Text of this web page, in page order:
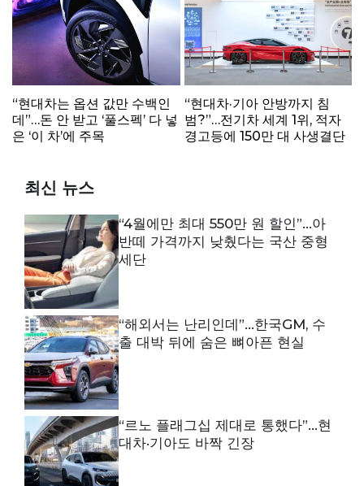
“현대차는 옵션 값만 수백인
데”…돈 안 받고 ‘풀스펙’ 다 넣
은 ‘이 차’에 주목
“현대차·기아 안방까지 침
범?”…전기차 세계 1위, 적자
경고등에 150만 대 사생결단
최신 뉴스
“4월에만 최대 550만 원 할인”…아
반떼 가격까지 낮췄다는 국산 중형
세단
“해외서는 난리인데”…한국GM, 수
출 대박 뒤에 숨은 뼈아픈 현실
“르노 플래그십 제대로 통했다”…현
대차·기아도 바짝 긴장